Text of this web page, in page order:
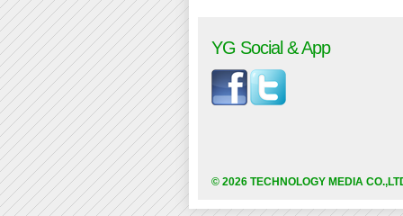
YG Social & App
© 2026 TECHNOLOGY MEDIA